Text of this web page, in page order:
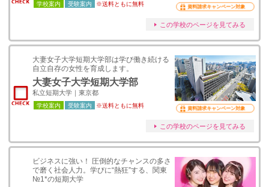
学校案内 受験案内 ※送料ともに無料 資料請求キャンペーン対象
この学校のページを見てみる
大妻女子大学短期大学部は学び働き続ける
自立自存の女性を育成します。
大妻女子大学短期大学部
私立短期大学｜東京都
学校案内 受験案内 ※送料ともに無料 資料請求キャンペーン対象
この学校のページを見てみる
ビジネスに強い！ 圧倒的なチャンスの多さ
で磨く社会人力。学びに“熱狂”する、関東
№1*の短期大学